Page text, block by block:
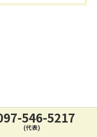
546-5217
(代表)